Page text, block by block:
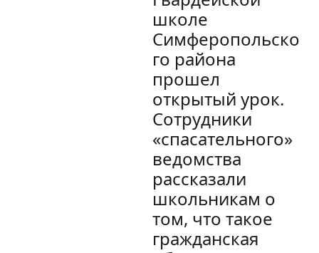
школе
Симферопольско
го района
прошел
открытый урок.
Сотрудники
«спасательного»
ведомства
рассказали
школьникам о
том, что такое
гражданская